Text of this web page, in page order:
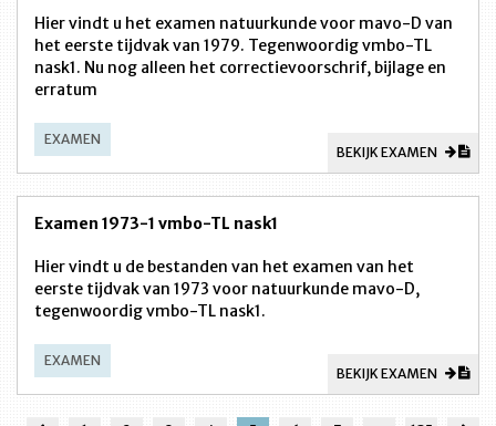
Hier vindt u het examen natuurkunde voor mavo-D van
het eerste tijdvak van 1979. Tegenwoordig vmbo-TL
nask1. Nu nog alleen het correctievoorschrif, bijlage en
erratum
EXAMEN
BEKIJK EXAMEN
Examen 1973-1 vmbo-TL nask1
Hier vindt u de bestanden van het examen van het
eerste tijdvak van 1973 voor natuurkunde mavo-D,
tegenwoordig vmbo-TL nask1.
EXAMEN
BEKIJK EXAMEN